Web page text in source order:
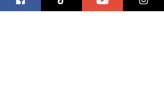
-Los ganadores del area